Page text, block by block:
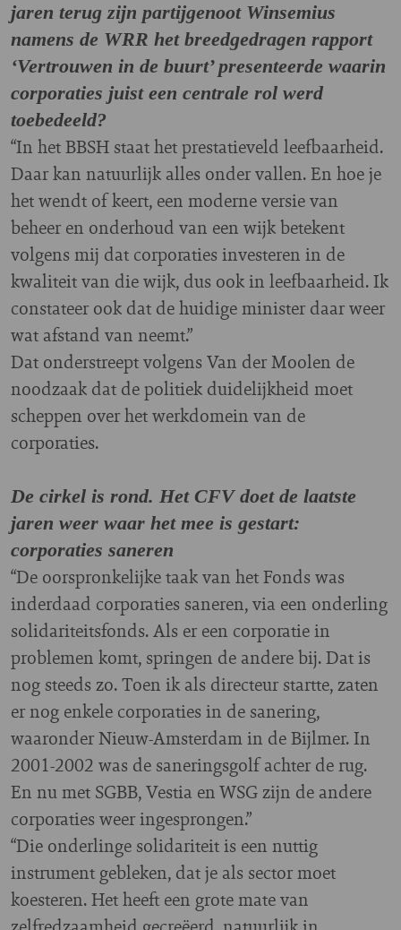
jaren terug zijn partijgenoot Winsemius
namens de WRR het breedgedragen rapport
‘Vertrouwen in de buurt’ presenteerde waarin
corporaties juist een centrale rol werd
toebedeeld?
“In het BBSH staat het prestatieveld leefbaarheid.
Daar kan natuurlijk alles onder vallen. En hoe je
het wendt of keert, een moderne versie van
beheer en onderhoud van een wijk betekent
volgens mij dat corporaties investeren in de
kwaliteit van die wijk, dus ook in leefbaarheid. Ik
constateer ook dat de huidige minister daar weer
wat afstand van neemt.”
Dat onderstreept volgens Van der Moolen de
noodzaak dat de politiek duidelijkheid moet
scheppen over het werkdomein van de
corporaties.
De cirkel is rond. Het CFV doet de laatste
jaren weer waar het mee is gestart:
corporaties saneren
“De oorspronkelijke taak van het Fonds was
inderdaad corporaties saneren, via een onderling
solidariteitsfonds. Als er een corporatie in
problemen komt, springen de andere bij. Dat is
nog steeds zo. Toen ik als directeur startte, zaten
er nog enkele corporaties in de sanering,
waaronder Nieuw-Amsterdam in de Bijlmer. In
2001-2002 was de saneringsgolf achter de rug.
En nu met SGBB, Vestia en WSG zijn de andere
corporaties weer ingesprongen.”
“Die onderlinge solidariteit is een nuttig
instrument gebleken, dat je als sector moet
koesteren. Het heeft een grote mate van